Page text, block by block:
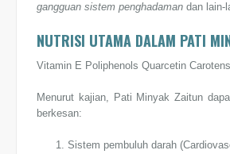
gangguan sistem penghadaman dan lain-
NUTRISI UTAMA DALAM PATI
Vitamin E Poliphenols Quarcetin
Menurut kajian, Pati Minyak Zaitun
berkesan:
Sistem pembuluh darah